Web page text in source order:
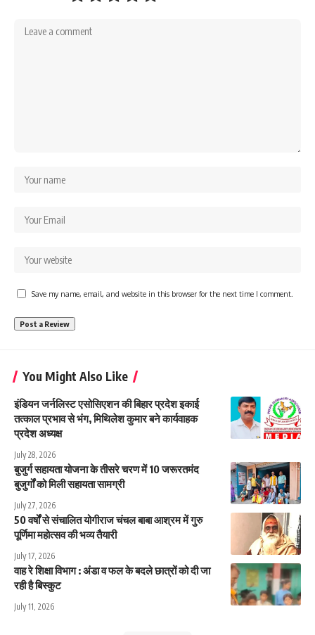
Save my name, email, and website in this browser for the next time I comment.
You Might Also Like
इंडियन जर्नलिस्ट एसोसिएशन की बिहार प्रदेश इकाई
तत्काल प्रभाव से भंग, मिथिलेश कुमार बने कार्यवाहक
प्रदेश अध्यक्ष
July 28, 2026
बुजुर्ग सहायता योजना के तीसरे चरण में 10 जरूरतमंद
बुजुर्गों को मिली सहायता सामग्री
July 27, 2026
50 वर्षों से संचालित योगीराज चंचल बाबा आश्रम में गुरु
पूर्णिमा महोत्सव की भव्य तैयारी
July 17, 2026
वाह रे शिक्षा विभाग : अंडा व फल के बदले छात्रों को दी जा
रही है बिस्कुट
July 11, 2026